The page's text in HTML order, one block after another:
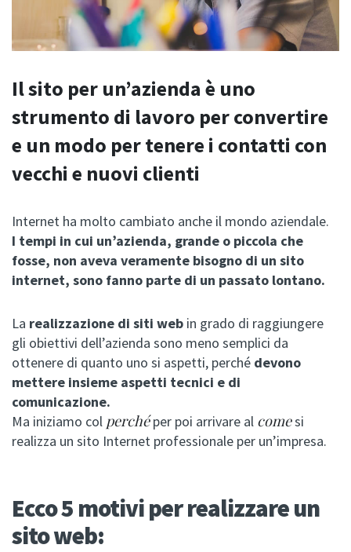
Il sito per un’azienda è uno
strumento di lavoro per convertire
e un modo per tenere i contatti con
vecchi e nuovi clienti
Internet ha molto cambiato anche il mondo aziendale.
I tempi in cui un’azienda, grande o piccola che
fosse, non aveva veramente bisogno di un sito
internet, sono fanno parte di un passato lontano.
La realizzazione di siti web in grado di raggiungere
gli obiettivi dell’azienda sono meno semplici da
ottenere di quanto uno si aspetti, perché devono
mettere insieme aspetti tecnici e di
comunicazione.
Ma iniziamo col perchéper poi arrivare al comesi
realizza un sito Internet professionale per un’impresa.
Ecco 5 motivi per realizzare un
sito web: